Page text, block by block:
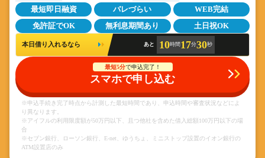
最短即日融資 バレづらい
WEB完結
免許証でOK
無利息期間あり 土日祝OK
本日借り入れるなら あと 10時間 17分30秒
最短5分で申込完了！
スマホで申し込む
※申込手続き完了時点から計測した最短時間であり、申込時間や審査状況などによ
り異なります。
※アイフルの利用限度額が50万円以下、且つ他社を含めた借入総額100万円以下の場
合
※セブン銀行、ローソン銀行、E-net、ゆうちょ、ミニストップ設置のイオン銀行の
ATM設置店のみ